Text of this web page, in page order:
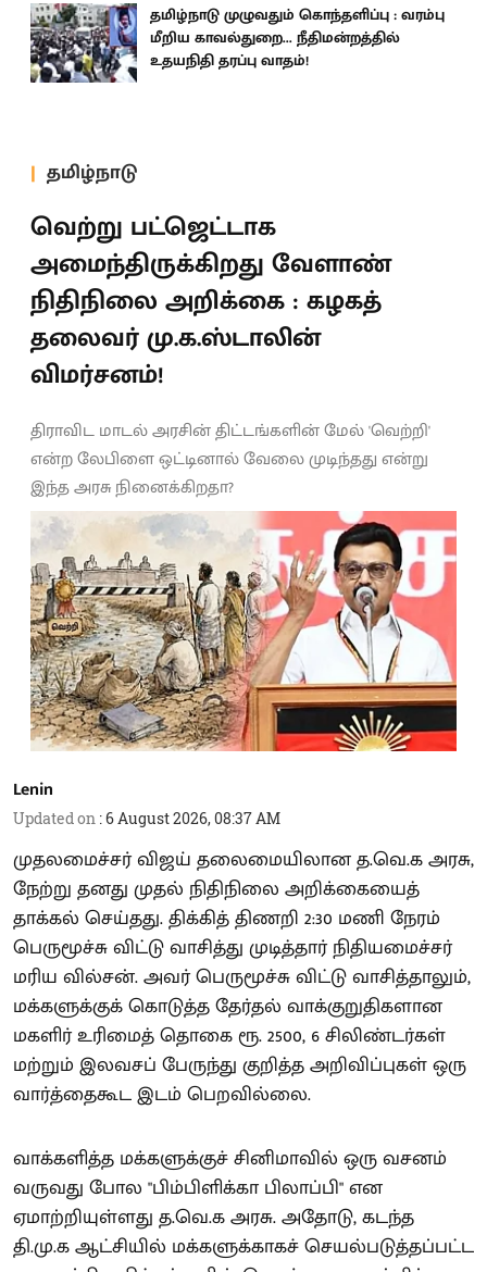
தமிழ்நாடு முழுவதும் கொந்தளிப்பு : வரம்பு
மீறிய காவல்துறை... நீதிமன்றத்தில்
உதயநிதி தரப்பு வாதம்!
தமிழ்நாடு
வெற்று பட்ஜெட்டாக
அமைந்திருக்கிறது வேளாண்
நிதிநிலை அறிக்கை : கழகத்
தலைவர் மு.க.ஸ்டாலின்
விமர்சனம்!
திராவிட மாடல் அரசின் திட்டங்களின் மேல் 'வெற்றி'
என்ற லேபிளை ஒட்டினால் வேலை முடிந்தது என்று
இந்த அரசு நினைக்கிறதா?
Lenin
Updated on :6 August 2026, 08:37 AM
முதலமைச்சர் விஜய் தலைமையிலான த.வெ.க அரசு,
நேற்று தனது முதல் நிதிநிலை அறிக்கையைத்
தாக்கல் செய்தது. திக்கித் திணறி 2:30 மணி நேரம்
பெருமூச்சு விட்டு வாசித்து முடித்தார் நிதியமைச்சர்
மரிய வில்சன். அவர் பெருமூச்சு விட்டு வாசித்தாலும்,
மக்களுக்குக் கொடுத்த தேர்தல் வாக்குறுதிகளான
மகளிர் உரிமைத் தொகை ரூ. 2500, 6 சிலிண்டர்கள்
மற்றும் இலவசப் பேருந்து குறித்த அறிவிப்புகள் ஒரு
வார்த்தைகூட இடம் பெறவில்லை.
வாக்களித்த மக்களுக்குச் சினிமாவில் ஒரு வசனம்
வருவது போல "பிம்பிளிக்கா பிலாப்பி" என
ஏமாற்றியுள்ளது த.வெ.க அரசு. அதோடு, கடந்த
தி.மு.க ஆட்சியில் மக்களுக்காகச் செயல்படுத்தப்பட்ட